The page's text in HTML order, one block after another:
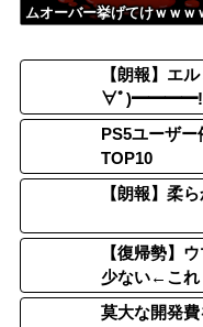
ムオーバー挙げてけｗｗｗ
【朗報】エ
∀ﾟ
PS5ユーザ
TOP10
【朗報】柔
【復帰勢】
少ない←これ
莫大な開発